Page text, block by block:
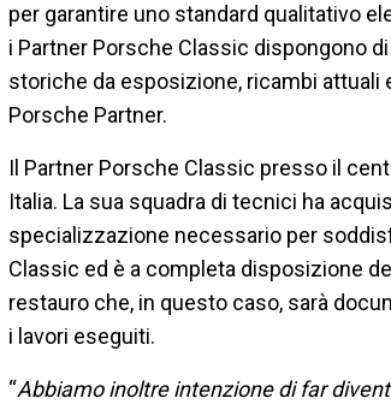
per garantire uno standard qualitativo
i Partner Porsche Classic dispongono
storiche da esposizione, ricambi
Porsche Partner.
Il Partner Porsche Classic presso il
Italia. La sua squadra di tecnici ha
specializzazione necessario per
Classic ed è a completa disposizione
restauro che, in questo caso, sarà
i lavori eseguiti.
“Abbiamo inoltre intenzione di far